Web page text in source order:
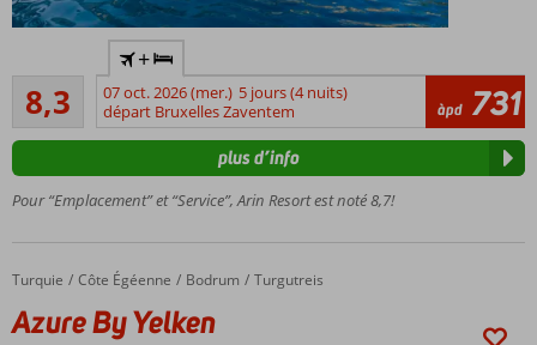
Plusieurs
Directement
sur la plage
Divers
restaurants
à la carte
pour les
enfants
8,3
Très bon
40
commentaires
+
07 oct. 2026 (mer.) 5 jours (4 nuits)
départ Bruxelles Zaventem
àpd 731
Pour “Emplacement” et “Service”, Arin Resort est noté 8,7!
plus d’info
Accueil
Turquie Côte Égéenne Bodrum Turgutreis
Azure By Yelken
Azure By Yelken